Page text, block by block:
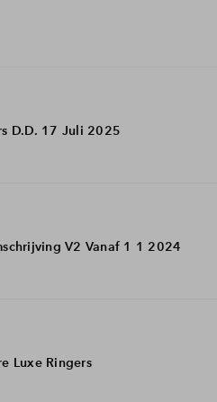
D.D. 17 Juli 2025
V2 Vanaf 1 1 2024
Luxe Ringers